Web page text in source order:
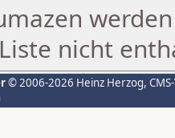
nicht
© 2006-2026 Heinz Herzog,